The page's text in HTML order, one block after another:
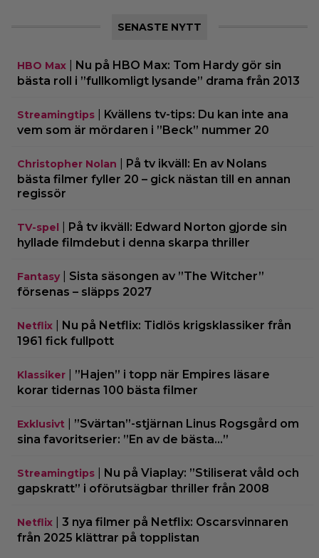
SENASTE NYTT
HBO Max
Nu på HBO Max: Tom Hardy gör sin
bästa roll i ”fullkomligt lysande” drama från 2013
Streamingtips
Kvällens tv-tips: Du kan inte ana
vem som är mördaren i ”Beck” nummer 20
Christopher Nolan
På tv ikväll: En av Nolans
bästa filmer fyller 20 – gick nästan till en annan
regissör
TV-spel
På tv ikväll: Edward Norton gjorde sin
hyllade filmdebut i denna skarpa thriller
Fantasy| Sista säsongen av ”The Witcher”
försenas – släpps 2027
Netflix
Nu på Netflix: Tidlös krigsklassiker från
1961 fick fullpott
Klassiker
”Hajen” i topp när Empires läsare
korar tidernas 100 bästa filmer
Exklusivt
”Svärtan”-stjärnan Linus Rogsgård om
sina favoritserier: ”En av de bästa…”
Streamingtips
Nu på Viaplay: ”Stiliserat våld och
gapskratt” i oförutsägbar thriller från 2008
Netflix
3 nya filmer på Netflix: Oscarsvinnaren
från 2025 klättrar på topplistan